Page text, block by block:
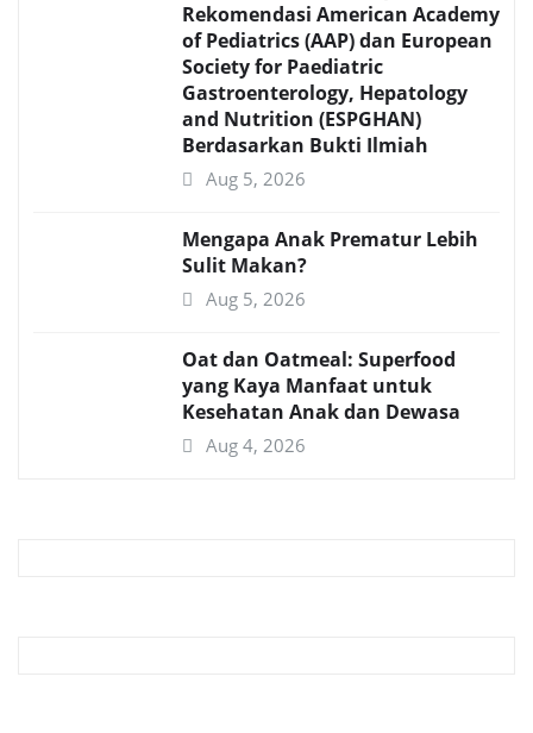
Rekomendasi American Academy
of Pediatrics (AAP) dan European
Society for Paediatric
Gastroenterology, Hepatology
and Nutrition (ESPGHAN)
Berdasarkan Bukti Ilmiah
Aug 5, 2026
Mengapa Anak Prematur Lebih
Sulit Makan?
Aug 5, 2026
Oat dan Oatmeal: Superfood
yang Kaya Manfaat untuk
Kesehatan Anak dan Dewasa
Aug 4, 2026